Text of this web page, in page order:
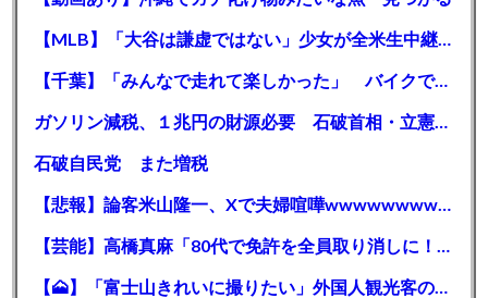
【MLB】「大谷は謙虚ではない」少女が全米生中継で突然の大谷翔平批判 サイン無視された過去明かす
【千葉】「みんなで走れて楽しかった」 バイクでバースデー集団暴走 男女５７人を書類送検 SNSで参加者募る
ガソリン減税、１兆円の財源必要 石破首相・立憲野田氏「財源は死に物狂いで確保しなければならない」「本当に死に物狂いで」
石破自民党 また増税
【悲報】論客米山隆一、Xで夫婦喧嘩wwwwwwwwwwww
【芸能】高橋真麻「80代で免許を全員取り消しに！」 高齢ドライバーの事故問題で、高齢者の運転免許取り消し法を提案
【🗻】「富士山きれいに撮りたい」外国人観光客のレンタカー事故が急増…「ハンドルが逆で慣れず」、道の狭さも